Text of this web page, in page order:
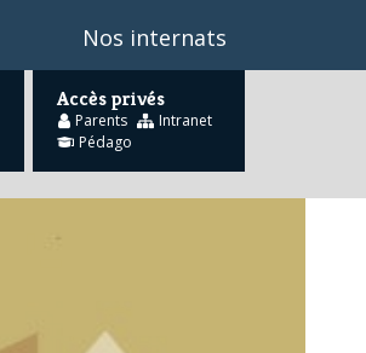
Nos internats
Accès privés
Parents
Intranet
Pédago